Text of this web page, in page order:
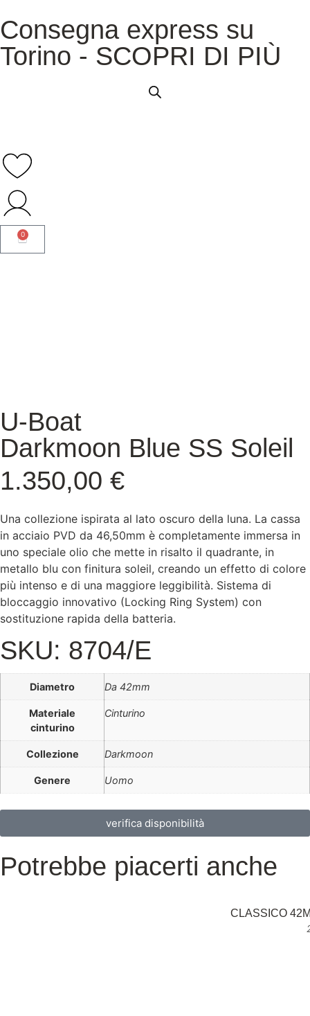
Consegna express su
Torino - SCOPRI DI PIÙ
0
U-Boat
Darkmoon Blue SS Soleil
1.350,00 €
Una collezione ispirata al lato oscuro della luna. La cassa
in acciaio PVD da 46,50mm è completamente immersa in
uno speciale olio che mette in risalto il quadrante, in
metallo blu con finitura soleil, creando un effetto di colore
più intenso e di una maggiore leggibilità. Sistema di
bloccaggio innovativo (Locking Ring System) con
sostituzione rapida della batteria.
SKU: 8704/E
Diametro Da 42mm
Materiale
cinturino
Cinturino
Collezione Darkmoon
Genere Uomo
verifica disponibilità
Potrebbe piacerti anche
CLASSICO